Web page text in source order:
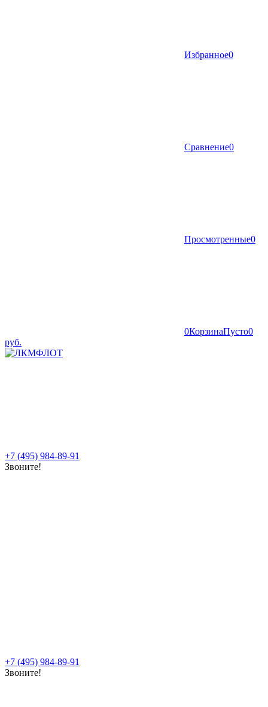
Избранное0
Сравнение0
Просмотренные0
0КорзинаПусто0
руб.
+7 (495) 984-89-91
Звоните!
+7 (495) 984-89-91
Звоните!